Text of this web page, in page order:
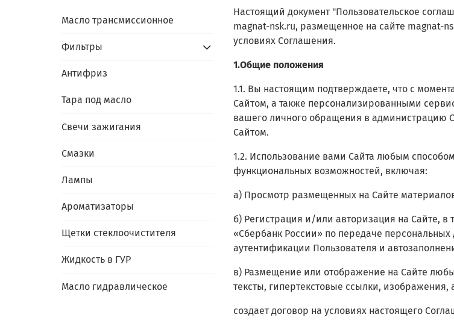
Настоящий документ "Пользовательское
magnat-nsk.ru, размещенное на сайте magnat-
условиях Соглашения.
1.Общие положения
1.1. Вы настоящим подтверждаете, что с
Сайтом, а также персонализированными
вашего личного обращения в администрацию
Сайтом.
1.2. Использование вами Сайта любым
функциональных возможностей, включая:
а) Просмотр размещенных на Сайте
б) Регистрация и/или авторизация на Сайте, в
«Сбербанк России» по передаче
аутентификации Пользователя и
в) Размещение или отображение на Сайте
тексты, гипертекстовые ссылки,
создает договор на условиях настоящего
Масло трансмиссионное
Фильтры
Антифриз
Тара под масло
Свечи зажигания
Смазки
Лампы
Ароматизаторы
Щетки стеклоочистителя
Жидкость в ГУР
Масло гидравлическое